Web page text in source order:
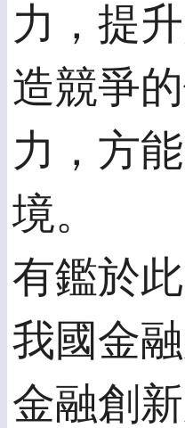
力，提
造競爭
力，方
境。
有鑑於
我國金
金融創